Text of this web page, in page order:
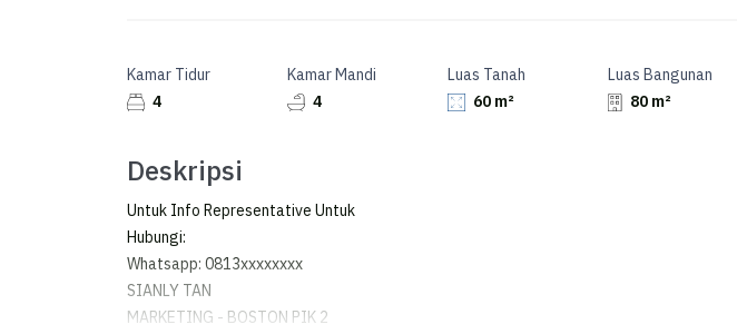
Kamar Tidur
4
Kamar Mandi
4
Luas Tanah
60 m²
Luas Bangunan
80 m²
Deskripsi
Untuk Info Representative Untuk
Hubungi:
Whatsapp: 0813xxxxxxxx
SIANLY TAN
MARKETING - BOSTON PIK 2